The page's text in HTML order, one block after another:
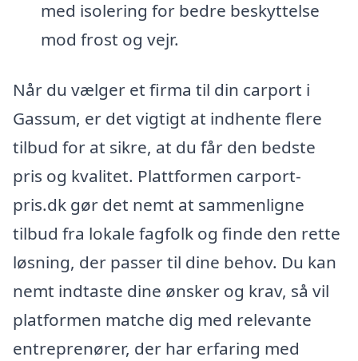
med isolering for bedre beskyttelse
mod frost og vejr.
Når du vælger et firma til din carport i
Gassum, er det vigtigt at indhente flere
tilbud for at sikre, at du får den bedste
pris og kvalitet. Plattformen carport-
pris.dk gør det nemt at sammenligne
tilbud fra lokale fagfolk og finde den rette
løsning, der passer til dine behov. Du kan
nemt indtaste dine ønsker og krav, så vil
platformen matche dig med relevante
entreprenører, der har erfaring med